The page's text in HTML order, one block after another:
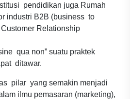
pendidikan juga Rumah
industri B2B (business to
Relationship
qua non” suatu praktek
ditawar.
pilar yang semakin menjadi
ilmu pemasaran (marketing),